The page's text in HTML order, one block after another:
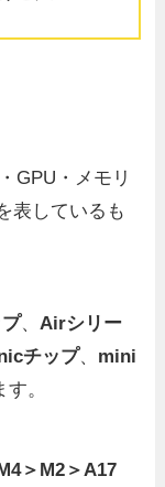
GPU・メモリ
表しているも
、Airシリー
チップ、 mini
。
＞M2＞A17